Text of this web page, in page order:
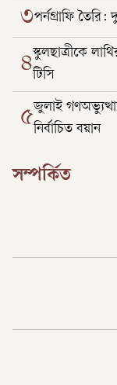
৩পর্নগ্রাফি
৪স্কুলছাত্রীকে
টিসি
৫জুলাই
নির্বাচিত বয়ান
সম্পর্কিত